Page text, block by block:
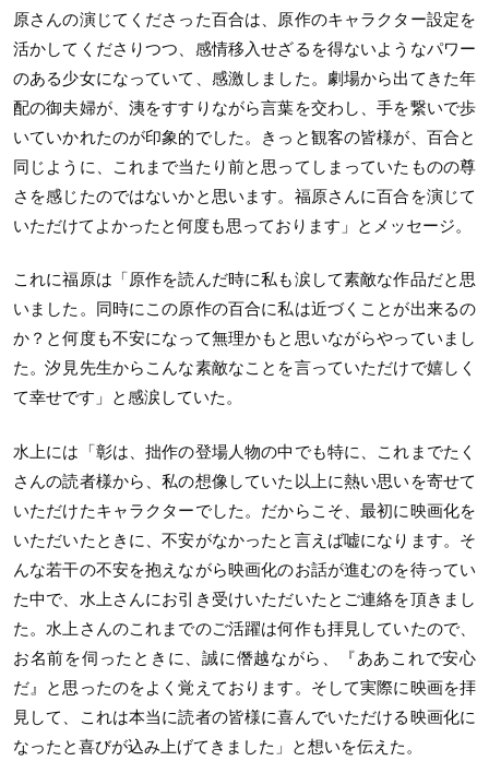
原さんの演じてくださった百合は、原作のキャラクター設定を
活かしてくださりつつ、感情移入せざるを得ないようなパワー
のある少女になっていて、感激しました。劇場から出てきた年
配の御夫婦が、洟をすすりながら言葉を交わし、手を繋いで歩
いていかれたのが印象的でした。きっと観客の皆様が、百合と
同じように、これまで当たり前と思ってしまっていたものの尊
さを感じたのではないかと思います。福原さんに百合を演じて
いただけてよかったと何度も思っております」とメッセージ。
これに福原は「原作を読んだ時に私も涙して素敵な作品だと思
いました。同時にこの原作の百合に私は近づくことが出来るの
か？と何度も不安になって無理かもと思いながらやっていまし
た。汐見先生からこんな素敵なことを言っていただけで嬉しく
て幸せです」と感涙していた。
水上には「彰は、拙作の登場人物の中でも特に、これまでたく
さんの読者様から、私の想像していた以上に熱い思いを寄せて
いただけたキャラクターでした。だからこそ、最初に映画化を
いただいたときに、不安がなかったと言えば嘘になります。そ
んな若干の不安を抱えながら映画化のお話が進むのを待ってい
た中で、水上さんにお引き受けいただいたとご連絡を頂きまし
た。水上さんのこれまでのご活躍は何作も拝見していたので、
お名前を伺ったときに、誠に僭越ながら、『ああこれで安心
だ』と思ったのをよく覚えております。そして実際に映画を拝
見して、これは本当に読者の皆様に喜んでいただける映画化に
なったと喜びが込み上げてきました」と想いを伝えた。